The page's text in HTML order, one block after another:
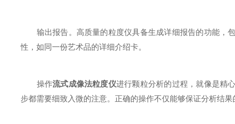
输出报告。高质量的粒度仪具备生成详细报告的功能，
性，如同一份艺术品的详细介绍卡。
操作流式成像法粒度仪进行颗粒分析的过程，就像是精
步都需要细致入微的注意。正确的操作不仅能够保证分析结